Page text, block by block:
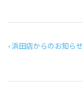
‹ 浜田店からのお知らせ